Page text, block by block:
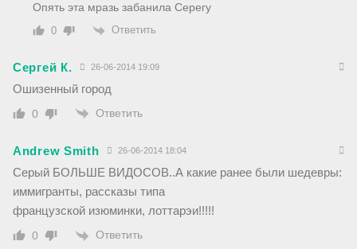
Опять эта мразь забанила Серегу
0 Ответить
Сергей К. 26-06-2014 19:09
Ошизенный город
0 Ответить
Andrew Smith 26-06-2014 18:04
Серый БОЛЬШЕ ВИДОСОВ..А какие ранее были шедевры:
иммигранты, рассказы типа
французской изюминки, лоттарэи!!!!!
0 Ответить